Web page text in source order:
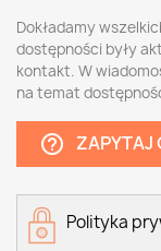
Dokładamy
dostępności były
kontakt. W
na temat
help_outline ZAPYTAJ
Polityka